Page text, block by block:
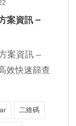
案資訊 –
案資訊 –
效快速篩查
二維碼